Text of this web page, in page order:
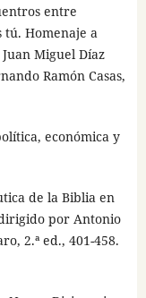
entre
tú. Homenaje a
Miguel Díaz
Ramón Casas,
económica y
de la Biblia en
por Antonio
2.ª ed., 401-458.